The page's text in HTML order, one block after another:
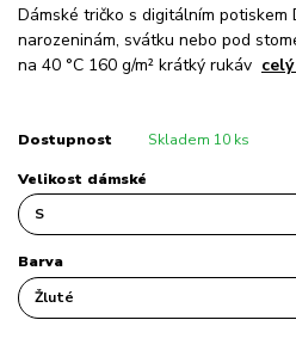
Dámské tričko s digitálním
narozeninám, svátku nebo pod
na 40 °C 160 g/m² krátký rukáv
Dostupnost Skladem 10 ks
Velikost dámské
Barva